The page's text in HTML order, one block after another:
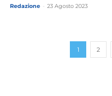
Redazione 23 Agosto 2023
1 2